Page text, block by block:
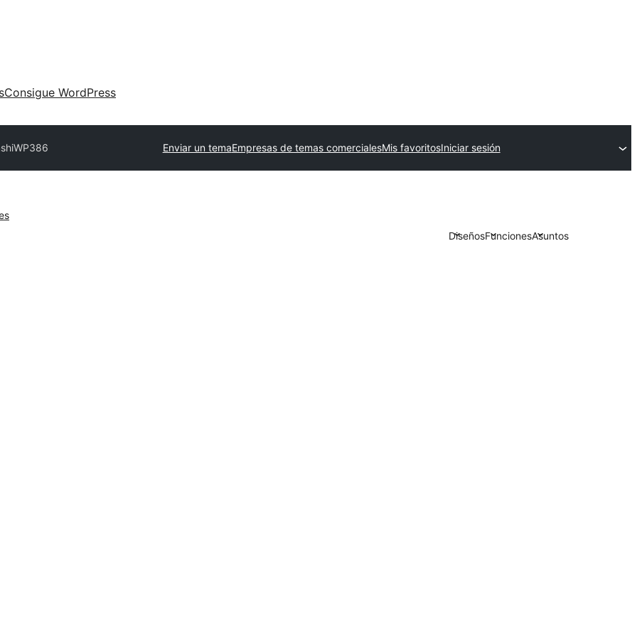
Consigue WordPress
WP386 Enviar un temaEmpresas de temas comercialesMis favoritosIniciar sesión
DiseñosFuncionesAsuntos